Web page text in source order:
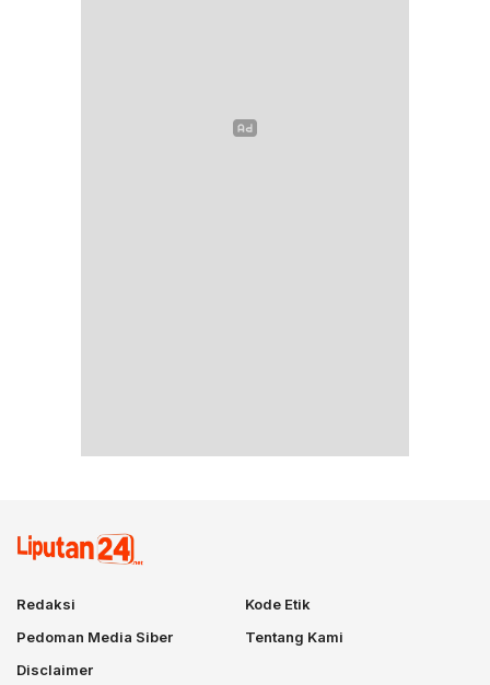
Redaksi
Kode Etik
Pedoman Media Siber
Tentang Kami
Disclaimer